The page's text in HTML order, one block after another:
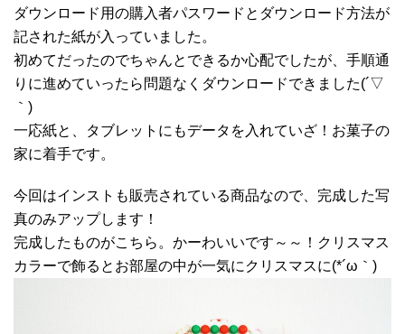
ダウンロード用の購入者パスワードとダウンロード方法が
記された紙が入っていました。
初めてだったのでちゃんとできるか心配でしたが、手順通
りに進めていったら問題なくダウンロードできました(´▽
｀)
一応紙と、タブレットにもデータを入れていざ！お菓子の
家に着手です。
今回はインストも販売されている商品なので、完成した写
真のみアップします！
完成したものがこちら。かーわいいです～～！クリスマス
カラーで飾るとお部屋の中が一気にクリスマスに(*´ω｀)